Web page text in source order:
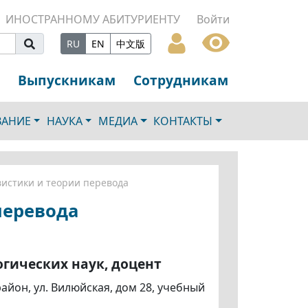
ИНОСТРАННОМУ АБИТУРИЕНТУ Войти
RU EN 中文版
Выпускникам Сотрудникам
НАУКА МЕДИА КОНТАКТЫ
и теории перевода
наук, доцент
ул. Вилюйская, дом 28, учебный